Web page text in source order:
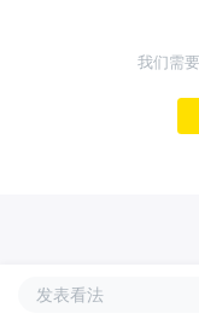
我们需
发表看法